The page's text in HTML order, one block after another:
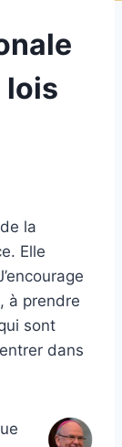
lois
la
Elle
à prendre
sont
dans